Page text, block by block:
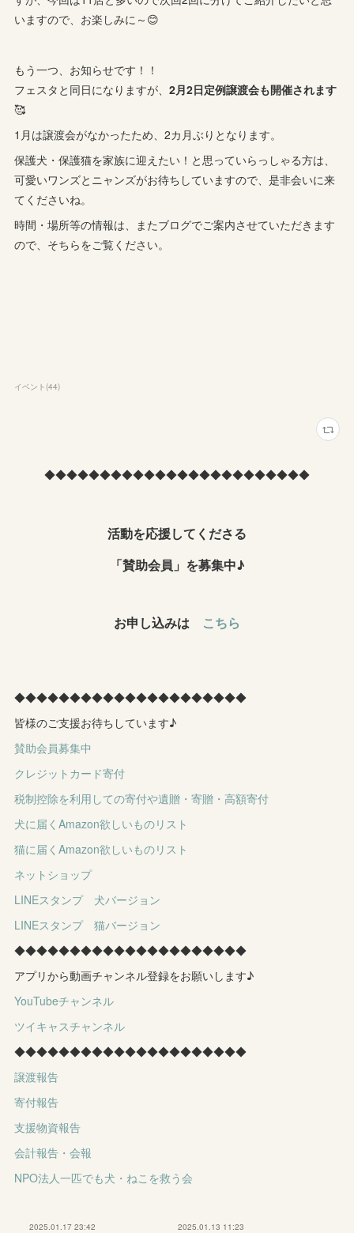
いますので、お楽しみに～😊
もう一つ、お知らせです！！
フェスタと同日になりますが、2月2日定例譲渡会も開催されます
🥰
1月は譲渡会がなかったため、2カ月ぶりとなります。
保護犬・保護猫を家族に迎えたい！と思っていらっしゃる方は、
可愛いワンズとニャンズがお待ちしていますので、是非会いに来
てくださいね。
時間・場所等の情報は、またブログでご案内させていただきます
ので、そちらをご覧ください。
イベント (44)
◆◆◆◆◆◆◆◆◆◆◆◆◆◆◆◆◆◆◆◆◆◆◆◆
活動を応援してくださる
「賛助会員」を募集中♪
お申し込みは こちら
◆◆◆◆◆◆◆◆◆◆◆◆◆◆◆◆◆◆◆◆◆
皆様のご支援お待ちしています♪
賛助会員募集中
クレジットカード寄付
税制控除を利用しての寄付や遺贈・寄贈・高額寄付
犬に届くAmazon欲しいものリスト
猫に届くAmazon欲しいものリスト
ネットショップ
LINEスタンプ 犬バージョン
LINEスタンプ 猫バージョン
◆◆◆◆◆◆◆◆◆◆◆◆◆◆◆◆◆◆◆◆◆
アプリから動画チャンネル登録をお願いします♪
YouTubeチャンネル
ツイキャスチャンネル
◆◆◆◆◆◆◆◆◆◆◆◆◆◆◆◆◆◆◆◆◆
譲渡報告
寄付報告
支援物資報告
会計報告・会報
NPO法人一匹でも犬・ねこを救う会
2025.01.17 23:42 2025.01.13 11:23